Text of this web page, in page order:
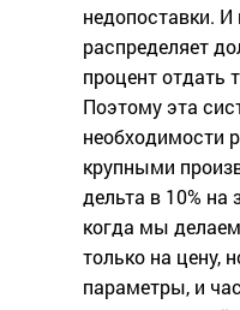
недопоставки.
распределяет
процент отдать
Поэтому эта
необходимости
крупными
дельта в 10% на
когда мы
только на цену,
параметры, и